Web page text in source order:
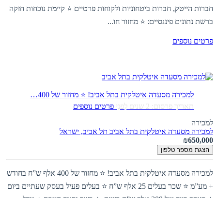
חברות הייטק, חברות ביטחוניות ולקוחות פרטיים ⭐ קיימת נוכחות חזקה
ברשת נתונים פיננסיים: ⭐ מחזור חו...
פרטים נוספים
למכירה מסעדה איטלקית בתל אביב! ⭐ מחזור של 400…
תאריך פרסום: 2 שנים לִפנֵי
פרטים נוספים
למכירה
למכירה מסעדה איטלקית בתל אביב תל אביב, ישראל
₪650,000
הצגת מספר טלפון
למכירה מסעדה איטלקית בתל אביב! ⭐ מחזור של 400 אלף ש”ח בחודש
+ מע”מ ⭐ שכר בעלים 25 אלף ש”ח ⭐ בעלים פעיל בעסק שעתיים ביום